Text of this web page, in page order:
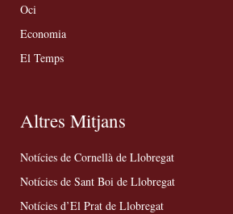
Oci
Economia
El Temps
Altres Mitjans
Notícies de Cornellà de Llobregat
Notícies de Sant Boi de Llobregat
Notícies d’El Prat de Llobregat